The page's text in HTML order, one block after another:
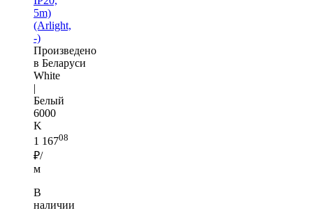
5m)
(Arlight,
-)
Произведено
в Беларуси
White
|
Белый
6000
K
1 16708
₽/
м
В
наличии